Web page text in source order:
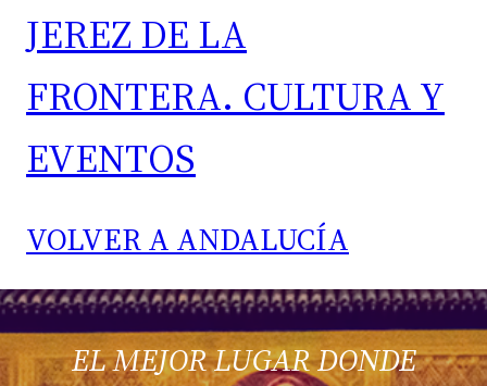
JEREZ DE LA
FRONTERA. CULTURA Y
EVENTOS
VOLVER A ANDALUCÍA
EL MEJOR LUGAR DONDE